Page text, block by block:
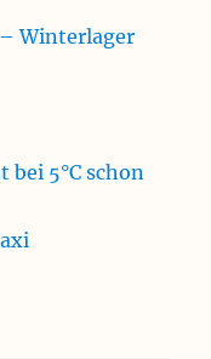
Winterlager
bei 5°C schon